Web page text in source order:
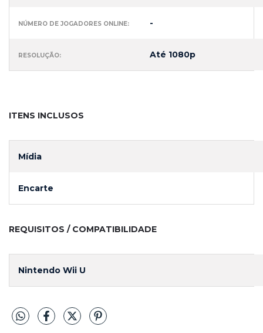
NÚMERO DE JOGADORES ONLINE: -
RESOLUÇÃO: Até 1080p
ITENS INCLUSOS
Mídia
Encarte
REQUISITOS / COMPATIBILIDADE
Nintendo Wii U